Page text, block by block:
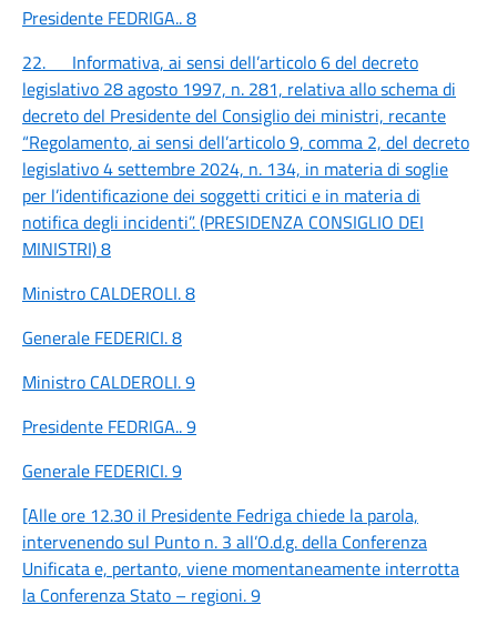
Presidente FEDRIGA..8
22. Informativa, ai sensi dell’articolo 6 del decreto
legislativo 28 agosto 1997, n. 281, relativa allo schema di
decreto del Presidente del Consiglio dei ministri, recante
“Regolamento, ai sensi dell’articolo 9, comma 2, del decreto
legislativo 4 settembre 2024, n. 134, in materia di soglie
per l’identificazione dei soggetti critici e in materia di
notifica degli incidenti”. (PRESIDENZA CONSIGLIO DEI
MINISTRI)8
Ministro CALDEROLI.8
Generale FEDERICI.8
Ministro CALDEROLI.9
Presidente FEDRIGA..9
Generale FEDERICI.9
[Alle ore 12.30 il Presidente Fedriga chiede la parola,
intervenendo sul Punto n. 3 all’O.d.g. della Conferenza
Unificata e, pertanto, viene momentaneamente interrotta
la Conferenza Stato – regioni.9